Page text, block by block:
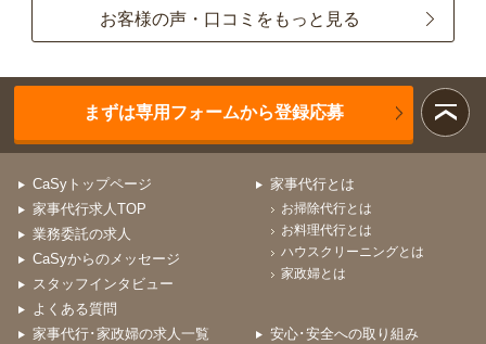
お客様の声・口コミをもっと見る
まずは専用フォームから登録応募
CaSyトップページ
家事代行求人TOP
業務委託の求人
CaSyからのメッセージ
スタッフインタビュー
よくある質問
家事代行とは
お掃除代行とは
お料理代行とは
ハウスクリーニングとは
家政婦とは
家事代行･家政婦の求人一覧 安心･安全への取り組み